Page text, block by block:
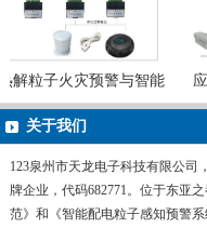
解粒子火灾预警与智能
灭火系统
关于我们
123泉州市天龙电子科技有限公司
牌企业，代码682771。位于东亚
范》和《智能配电粒子感知预警